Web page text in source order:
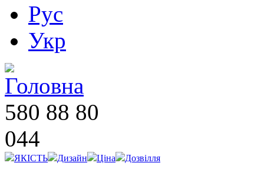
Рус
Укр
580 88 80
044
ЯКІСТЬ Дизайн Ціна Дозвілля